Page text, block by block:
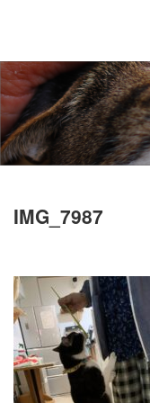
IMG_7987
Menu
ホーム
料金
里親について
お問い合わせ